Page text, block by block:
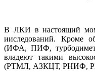
В ЛКИ в настоящий
ииследований. Кроме
(ИФА, ПИФ,
владеют такими
(РТМЛ, АЗКЦТ, РНИФ,